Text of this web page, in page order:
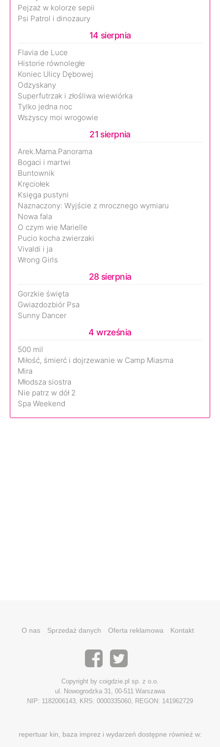
Pejzaż w kolorze sepii
Psi Patrol i dinozaury
14 sierpnia
Flavia de Luce
Historie równoległe
Koniec Ulicy Dębowej
Odzyskany
Superfutrzak i złośliwa wiewiórka
Tylko jedna noc
Wszyscy moi wrogowie
21 sierpnia
Arek.Mama.Panorama
Bogaci i martwi
Buntownik
Kręciołek
Księga pustyni
Naznaczony: Wyjście z mrocznego wymiaru
Nowa fala
O czym wie Marielle
Pucio kocha zwierzaki
Vivaldi i ja
Wrong Girls
28 sierpnia
Gorzkie święta
Gwiazdozbiór Psa
Sunny Dancer
4 września
500 mil
Miłość, śmierć i dojrzewanie w Camp Miasma
Mira
Młodsza siostra
Nie patrz w dół 2
Spa Weekend
O nas Sprzedaż danych Oferta reklamowa Kontakt
Copyright by coigdzie.pl sp. z o.o.
ul. Nowogrodzka 31, 00-511 Warszawa
NIP: 1182006143, KRS: 0000335060, REGON: 141962729
repertuar kin, baza imprez i wydarzeń dostępne również w: